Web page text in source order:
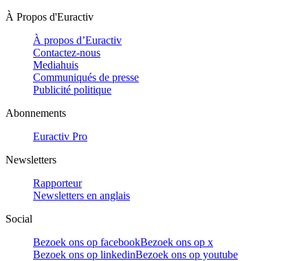
À Propos d'Euractiv
À propos d’Euractiv
Contactez-nous
Mediahuis
Communiqués de presse
Publicité politique
Abonnements
Euractiv Pro
Newsletters
Rapporteur
Newsletters en anglais
Social
Bezoek ons op facebookBezoek ons op x
Bezoek ons op linkedinBezoek ons op youtube